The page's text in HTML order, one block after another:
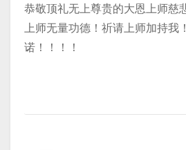
恭敬顶礼无上尊贵的大恩上师慈
上师无量功德！祈请上师加持我
诺！！！！